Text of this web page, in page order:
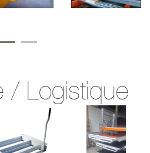
/ Logistique